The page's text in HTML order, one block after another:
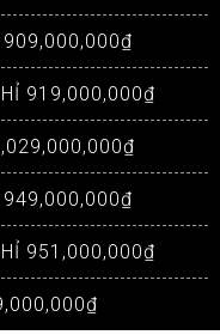
919,000,000₫
951,000,000₫